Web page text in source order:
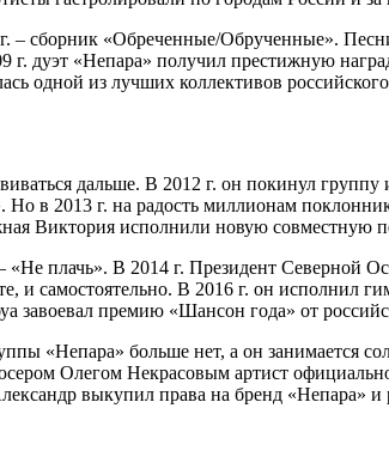
– сборник «Обреченные/Обрученные».
дуэт «Непара» получил престижную
одной из лучших коллективов
дальше. В 2012 г. он покинул
в 2013 г. на радость миллионам
Виктория исполнили новую совместную
«Не плачь». В 2014 г. Президент Северной
и самостоятельно. В 2016 г. он исполнил
завоевал премию «Шансон года» от
«Непара» больше нет, а он занимается
Олегом Некрасовым артист
выкупил права на бренд «Непара» и